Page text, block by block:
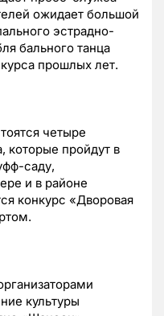
ожидает большой
эстрадно-
бального танца
прошлых лет.
четыре
которые пройдут в
саду,
и в районе
конкурс «Дворовая
культуры